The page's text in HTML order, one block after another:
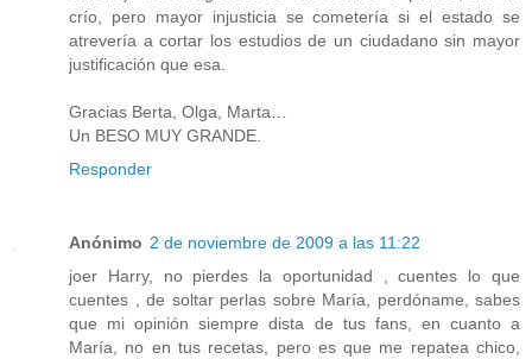
crío, pero mayor injusticia se cometería si el estado se
atrevería a cortar los estudios de un ciudadano sin mayor
justificación que esa.
Gracias Berta, Olga, Marta…
Un BESO MUY GRANDE.
Responder
Anónimo 2 de noviembre de 2009 a las 11:22
joer Harry, no pierdes la oportunidad , cuentes lo que
cuentes , de soltar perlas sobre María, perdóname, sabes
que mi opinión siempre dista de tus fans, en cuanto a
María, no en tus recetas, pero es que me repatea chico,